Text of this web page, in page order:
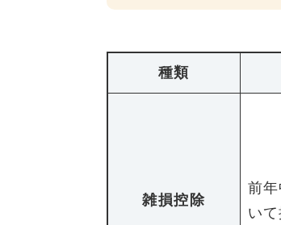
種類
雑損控除
前
い